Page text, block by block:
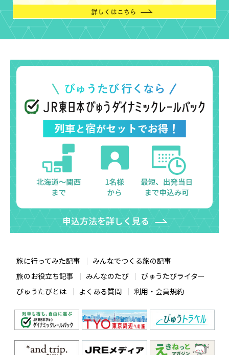
旅に行ってみた記事
みんなでつくる旅の記事
旅のお役立ち記事
みんなのたび
びゅうたびライター
びゅうたびとは
よくある質問 利用・会員規約